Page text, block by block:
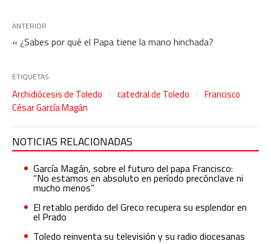
ANTERIOR
« ¿Sabes por qué el Papa tiene la mano hinchada?
ETIQUETAS:
Archidiócesis de Toledo catedral de Toledo
Francisco
César García Magán
NOTICIAS RELACIONADAS
García Magán, sobre el futuro del papa Francisco:
“No estamos en absoluto en período precónclave ni
mucho menos”
El retablo perdido del Greco recupera su esplendor en
el Prado
Toledo reinventa su televisión y su radio diocesanas